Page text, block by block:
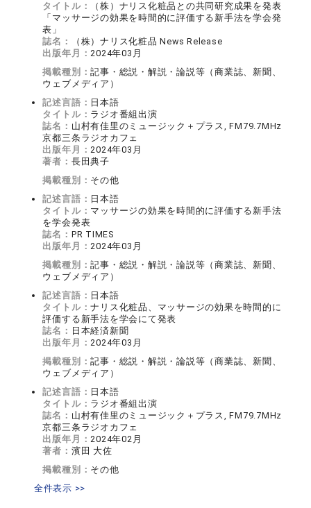
タイトル：
（株）ナリス化粧品との共同研究成果を発表
「マッサージの効果を時間的に評価する新手法を学会発
表」
誌名：
（株）ナリス化粧品 News Release
出版年月：2024年03月
掲載種別：記事・総説・解説・論説等（商業誌、新聞、
ウェブメディア）
記述言語： 日本語
タイトル： ラジオ番組出演
誌名： 山村有佳里のミュージック＋プラス, FM79.7MHz
京都三条ラジオカフェ
出版年月：2024年03月
著者： 長田典子
掲載種別： その他
記述言語： 日本語
タイトル： マッサージの効果を時間的に評価する新手法
を学会発表
誌名： PR TIMES
出版年月：2024年03月
掲載種別：記事・総説・解説・論説等（商業誌、新聞、
ウェブメディア）
記述言語： 日本語
タイトル：ナリス化粧品、マッサージの効果を時間的に
評価する新手法を学会にて発表
誌名： 日本経済新聞
出版年月：2024年03月
掲載種別：記事・総説・解説・論説等（商業誌、新聞、
ウェブメディア）
記述言語： 日本語
タイトル： ラジオ番組出演
誌名： 山村有佳里のミュージック＋プラス, FM79.7MHz
京都三条ラジオカフェ
出版年月：2024年02月
著者： 濱田 大佐
掲載種別： その他
全件表示 >>